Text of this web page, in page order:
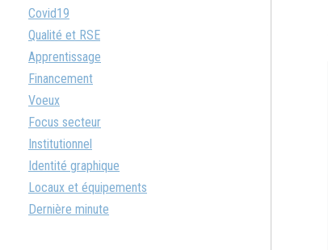
Covid19
Qualité et RSE
Apprentissage
Financement
Voeux
Focus secteur
Institutionnel
Identité graphique
Locaux et équipements
Dernière minute